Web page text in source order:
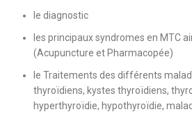
le diagnostic
les principaux syndromes en MTC
(Acupuncture et Pharmacopée)
le Traitements des différents
thyroïdiens, kystes thyroïdiens,
hyperthyroïdie, hypothyroïdie,